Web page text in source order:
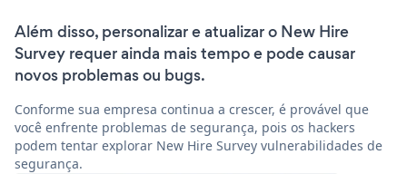
Além disso, personalizar e atualizar o New Hire
Survey requer ainda mais tempo e pode causar
novos problemas ou bugs.
Conforme sua empresa continua a crescer, é provável que
você enfrente problemas de segurança, pois os hackers
podem tentar explorar New Hire Survey vulnerabilidades de
segurança.